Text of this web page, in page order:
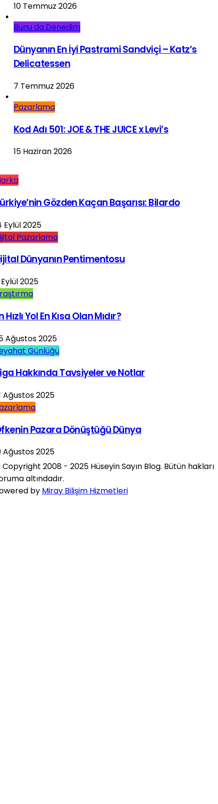
10 Temmuz 2026
Bunu da Denedim
Dünyanın En İyi Pastrami Sandviçi – Katz’s
Delicatessen
7 Temmuz 2026
Pazarlama
Kod Adı 501: JOE & THE JUICE x Levi’s
15 Haziran 2026
Gözden Kaçan Başarısı: Bilardo
Eylül 2025
Pazarlama
Dünyanın Pentimentosu
2025
Hızlı Yol En Kısa Olan Mıdır?
Ağustos 2025
Günlüğü
Hakkında Tavsiyeler ve Notlar
Ağustos 2025
Pazara Dönüştüğü Dünya
Ağustos 2025
2008 - 2025 Hüseyin Sayın Blog. Bütün hakları
altındadır.
by Miray Bilişim Hizmetleri